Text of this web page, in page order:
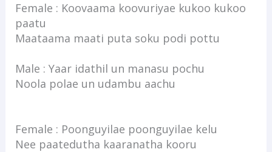
Female : Koovaama koovuriyae kukoo kukoo
paatu
Maataama maati puta soku podi pottu
Male : Yaar idathil un manasu pochu
Noola polae un udambu aachu
Female : Poonguyilae poonguyilae kelu
Nee paatedutha kaaranatha kooru